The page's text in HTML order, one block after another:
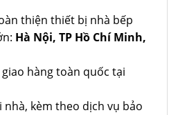
thiện thiết bị nhà bếp
Hà Nội, TP Hồ Chí Minh,
hàng toàn quốc tại
kèm theo dịch vụ bảo